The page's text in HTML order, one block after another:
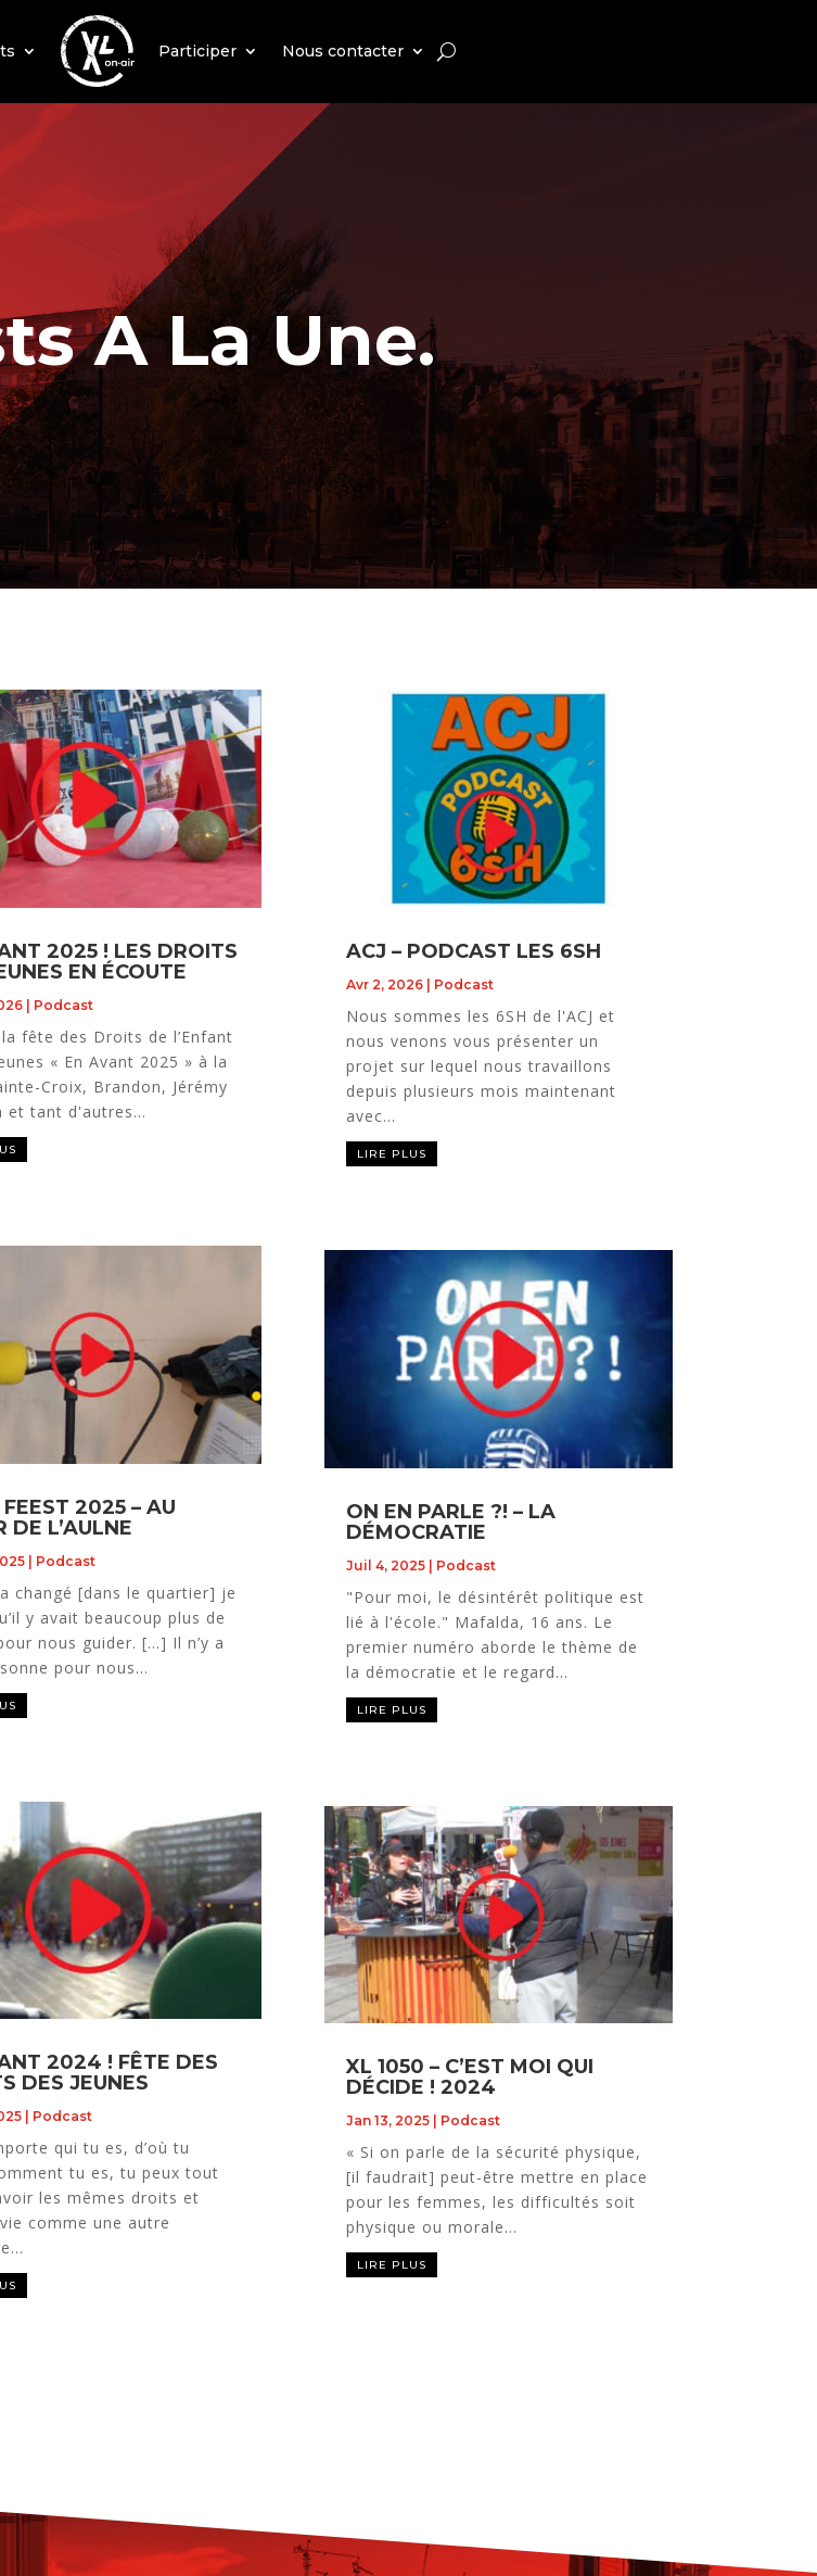
Participer Nous contacter
A La Une.
2025 ! LES DROITS
EN ÉCOUTE
| Podcast
fête des Droits de l’Enfant
« En Avant 2025 » à la
Croix, Brandon, Jérémy
et tant d'autres...
2025 – AU
DE L’AULNE
| Podcast
changé [dans le quartier] je
y avait beaucoup plus de
nous guider. […] Il n’y a
pour nous...
2024 ! FÊTE DES
DES JEUNES
| Podcast
qui tu es, d’où tu
tu es, tu peux tout
les mêmes droits et
comme une autre
ACJ – PODCAST LES 6SH
Avr 2, 2026| Podcast
Nous sommes les 6SH de l'ACJ et
nous venons vous présenter un
projet sur lequel nous travaillons
depuis plusieurs mois maintenant
avec...
LIRE PLUS
ON EN PARLE ?! – LA
DÉMOCRATIE
Juil 4, 2025| Podcast
"Pour moi, le désintérêt politique est
lié à l'école." Mafalda, 16 ans. Le
premier numéro aborde le thème de
la démocratie et le regard...
LIRE PLUS
XL 1050 – C’EST MOI QUI
DÉCIDE ! 2024
Jan 13, 2025| Podcast
« Si on parle de la sécurité physique,
[il faudrait] peut-être mettre en place
pour les femmes, les difficultés soit
physique ou morale...
LIRE PLUS